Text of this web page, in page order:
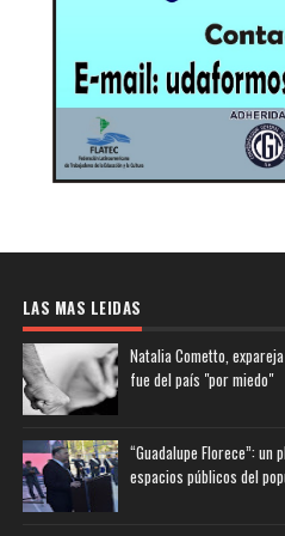
LAS MAS LEIDAS
Natalia Cometto,
fue del país "por miedo"
“Guadalupe Florece”:
espacios públicos del